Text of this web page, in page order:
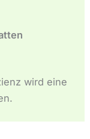
wird eine